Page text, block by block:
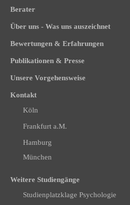
Berater
Über uns - Was uns auszeichnet
Bewertungen & Erfahrungen
Publikationen & Presse
Unsere Vorgehensweise
Kontakt
Köln
Frankfurt a.M.
Hamburg
München
Weitere Studiengänge
Studienplatzklage Psychologie